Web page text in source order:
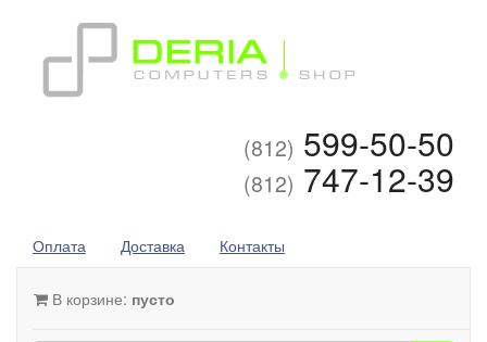
(812) 599-50-50
(812) 747-12-39
Оплата Доставка Контакты
В корзине: пусто